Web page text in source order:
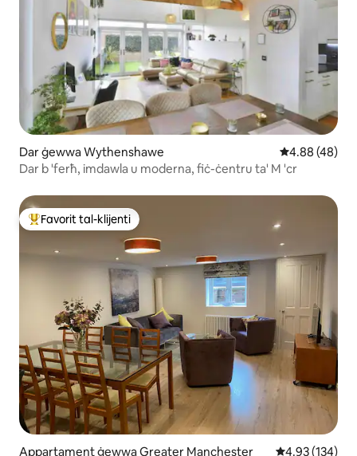
Dar ġewwa Wythenshawe Rating medju
4.88 (48)
Dar b 'ferħ, imdawla u moderna, fiċ-ċentru ta' M 'cr
Wieħed mill-aqwa favoriti tal-klijenti
Favorit tal-klijenti
Appartament ġewwa Greater Manchester Rating medju
4.93 (134)